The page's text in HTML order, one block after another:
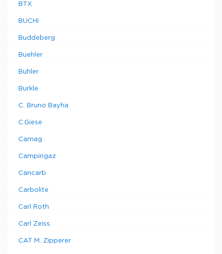
BTX
BUCHI
Buddeberg
Buehler
Buhler
Burkle
C. Bruno Bayha
C.Giese
Camag
Campingaz
Cancarb
Carbolite
Carl Roth
Carl Zeiss
CAT M. Zipperer